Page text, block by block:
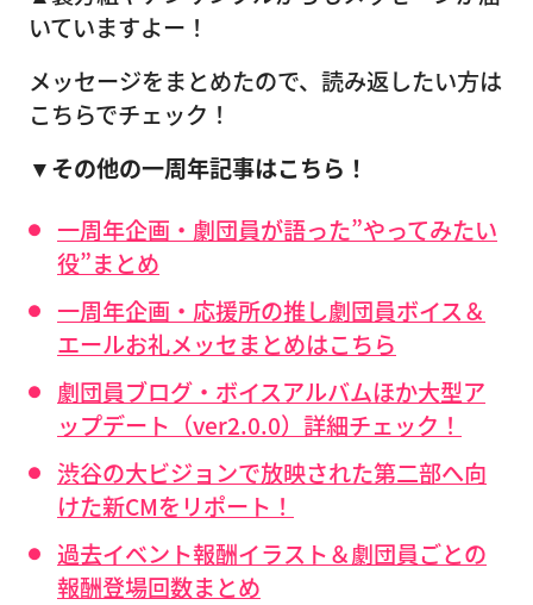
いていますよー！
メッセージをまとめたので、読み返したい方は
こちらでチェック！
▼その他の一周年記事はこちら！
一周年企画・劇団員が語った”やってみたい
役”まとめ
一周年企画・応援所の推し劇団員ボイス＆
エールお礼メッセまとめはこちら
劇団員ブログ・ボイスアルバムほか大型ア
ップデート（ver2.0.0）詳細チェック！
渋谷の大ビジョンで放映された第二部へ向
けた新CMをリポート！
過去イベント報酬イラスト＆劇団員ごとの
報酬登場回数まとめ